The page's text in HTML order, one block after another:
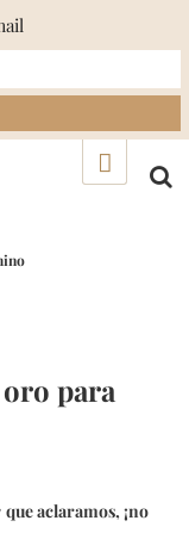
para
que aclaramos, ¡no